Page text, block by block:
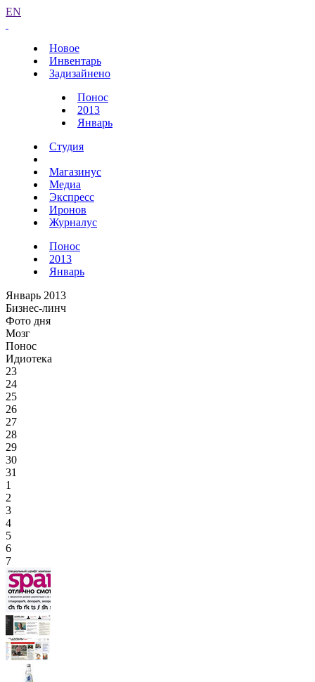
EN
Новое
Инвентарь
Задизайнено
Понос
2013
Январь
Студия
Магазинус
Медиа
Экспресс
Иронов
Журналус
Понос
2013
Январь
Январь 2013
Бизнес-линч
Фото дня
Мозг
Понос
Идиотека
23
24
25
26
27
28
29
30
31
1
2
3
4
5
6
7